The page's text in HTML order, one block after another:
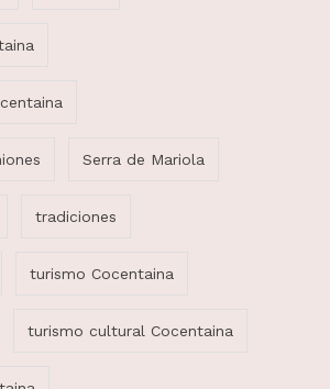
Serra de Mariola
tradiciones
turismo Cocentaina
turismo cultural Cocentaina